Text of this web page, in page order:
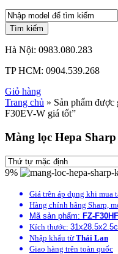
Tìm kiếm
Hà Nội: 0983.080.283
TP HCM: 0904.539.268
Giỏ hàng
Trang chủ » Sản phẩm
F30EV-W giá tốt”
Màng lọc Hepa
9%
Giá trên áp dụng khi mua
Hàng chính hãng Sharp,
Mã sản phẩm: FZ-
Kích thước:
Nhập khẩu từThái Lan
Giao hàng trên toàn quốc